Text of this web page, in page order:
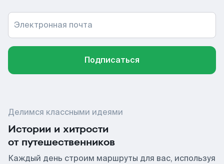
Электронная почта
Подписаться
Делимся классными идеями
Истории и хитрости
от путешественников
Каждый день строим маршруты для вас, используя